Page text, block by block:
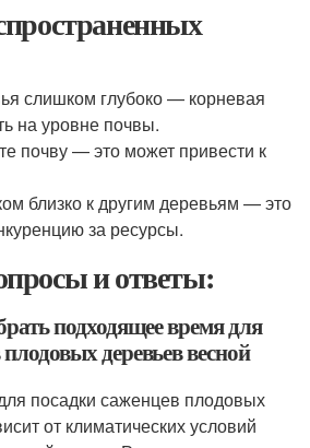
слишком глубоко — корневая
на уровне почвы.
почву — это может привести к
близко к другим деревьям — это
за ресурсы.
и ответы:
подходящее время для
деревьев весной
посадки саженцев плодовых
от климатических условий